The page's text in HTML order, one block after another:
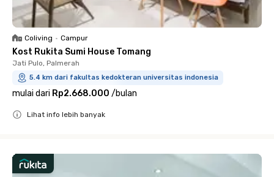
Coliving • Campur
Kost Rukita Sumi House Tomang
Jati Pulo, Palmerah
5.4 km dari fakultas kedokteran universitas indonesia
mulai dari Rp2.668.000 /bulan
Lihat info lebih banyak